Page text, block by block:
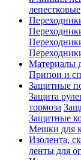
лепестковые
Материалы
Припои и
Защитные
Защита
тормоза
Защитные
Мешки для
Изолента,
ленты для